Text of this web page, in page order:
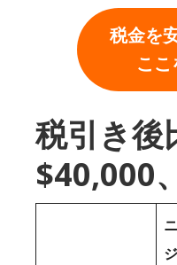
税金を
こ
税引き後
$40,000